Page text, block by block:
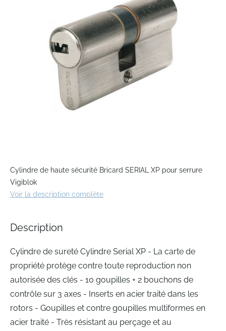
to
the
beginning
of
gallery
Cylindre de haute sécurité Bricard SERIAL XP pour serrure
Vigiblok
Voir la description complète
Description
Cylindre de sureté Cylindre Serial XP - La carte de
propriété protège contre toute reproduction non
autorisée des clés - 10 goupilles + 2 bouchons de
contrôle sur 3 axes - Inserts en acier traité dans les
rotors - Goupilles et contre goupilles multiformes en
acier traité - Très résistant au perçage et au